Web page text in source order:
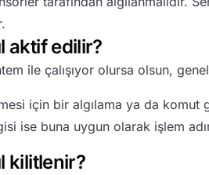
aktif edilir?
ile çalışıyor olursa olsun,
için bir algılama ya da
ise buna uygun olarak işlem
kilitlenir?